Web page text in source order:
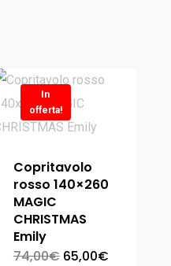
In
offerta!
Copritavolo
rosso 140×260
MAGIC
CHRISTMAS
Emily
74,00€ 65,00€